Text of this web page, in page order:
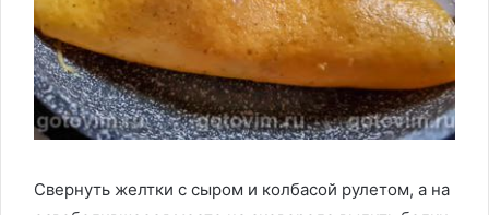
Свернуть желтки с сыром и колбасой рулетом, а на